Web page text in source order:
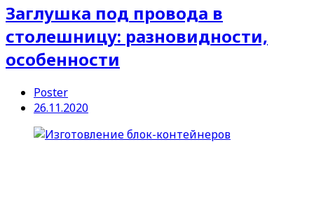
Заглушка под провода в
столешницу: разновидности,
особенности
Poster
26.11.2020